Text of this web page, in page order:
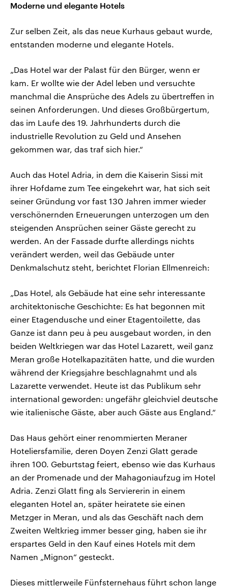
Moderne und elegante Hotels
Zur selben Zeit, als das neue Kurhaus gebaut wurde,
entstanden moderne und elegante Hotels.
„Das Hotel war der Palast für den Bürger, wenn er
kam. Er wollte wie der Adel leben und versuchte
manchmal die Ansprüche des Adels zu übertreffen in
seinen Anforderungen. Und dieses Großbürgertum,
das im Laufe des 19. Jahrhunderts durch die
industrielle Revolution zu Geld und Ansehen
gekommen war, das traf sich hier.“
Auch das Hotel Adria, in dem die Kaiserin Sissi mit
ihrer Hofdame zum Tee eingekehrt war, hat sich seit
seiner Gründung vor fast 130 Jahren immer wieder
verschönernden Erneuerungen unterzogen um den
steigenden Ansprüchen seiner Gäste gerecht zu
werden. An der Fassade durfte allerdings nichts
verändert werden, weil das Gebäude unter
Denkmalschutz steht, berichtet Florian Ellmenreich:
„Das Hotel, als Gebäude hat eine sehr interessante
architektonische Geschichte: Es hat begonnen mit
einer Etagendusche und einer Etagentoilette, das
Ganze ist dann peu à peu ausgebaut worden, in den
beiden Weltkriegen war das Hotel Lazarett, weil ganz
Meran große Hotelkapazitäten hatte, und die wurden
während der Kriegsjahre beschlagnahmt und als
Lazarette verwendet. Heute ist das Publikum sehr
international geworden: ungefähr gleichviel deutsche
wie italienische Gäste, aber auch Gäste aus England.“
Das Haus gehört einer renommierten Meraner
Hoteliersfamilie, deren Doyen Zenzi Glatt gerade
ihren 100. Geburtstag feiert, ebenso wie das Kurhaus
an der Promenade und der Mahagoniaufzug im Hotel
Adria. Zenzi Glatt fing als Serviererin in einem
eleganten Hotel an, später heiratete sie einen
Metzger in Meran, und als das Geschäft nach dem
Zweiten Weltkrieg immer besser ging, haben sie ihr
erspartes Geld in den Kauf eines Hotels mit dem
Namen „Mignon“ gesteckt.
Dieses mittlerweile Fünfsternehaus führt schon lange